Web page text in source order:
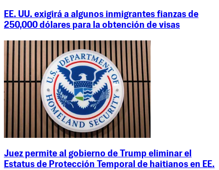
EE. UU. exigirá a algunos inmigrantes fianzas de
250,000 dólares para la obtención de visas
Juez permite al gobierno de Trump eliminar el
Estatus de Protección Temporal de haitianos en EE.